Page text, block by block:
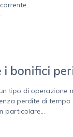
i bonifici
tipo di operazione
perdite di
particolare...